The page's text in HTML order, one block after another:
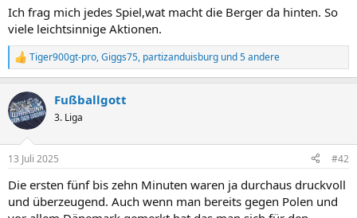
:
Ich frag mich jedes Spiel,wat macht die Berger da hinten. So
viele leichtsinnige Aktionen.
R
e
k
t
i
e
:
Tiger900gt-pro,Giggs75, partizanduisburg und 5 andere
Fußballgott
3. Liga
13 Juli 2025 #42
Die ersten fünf bis zehn Minuten waren ja durchaus druckvoll
und überzeugend. Auch wenn man bereits gegen Polen und